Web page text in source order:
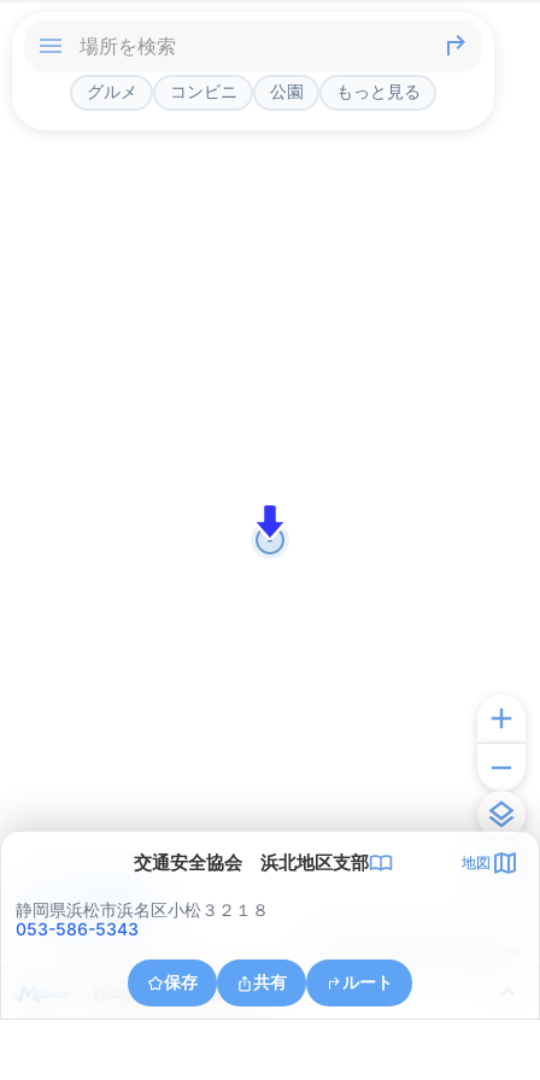
グルメ コンビニ 公園 もっと見る
交通安全協会 浜北地区支部 地図
静岡県浜松市浜名区小松３２１８
053-586-5343
保存 共有 ルート
静岡県浜松市中央区半田町
アプリで見る